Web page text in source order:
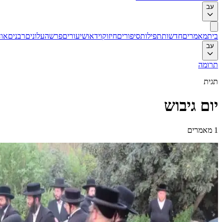
עב
ביתמאמריםחדשותתפילותסיפוריםחיזוקוידאושיעוריםפרשהעלוניםרבנים
עב
תרומה
תגית
יום גיבוש
1 מאמרים